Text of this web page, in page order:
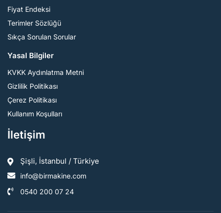
Fiyat Endeksi
Terimler Sözlüğü
Sıkça Sorulan Sorular
Yasal Bilgiler
KVKK Aydınlatma Metni
Gizlilik Politikası
Çerez Politikası
Kullanım Koşulları
İletişim
Şişli, İstanbul / Türkiye
info@birmakine.com
0540 200 07 24